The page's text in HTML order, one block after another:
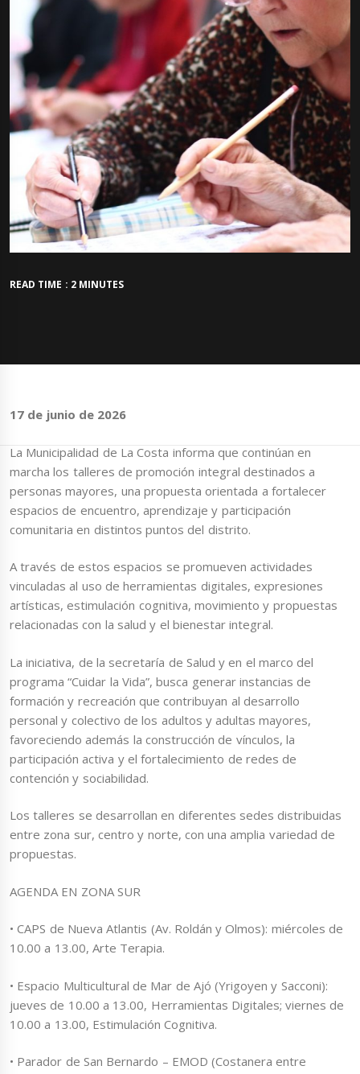
READ TIME : 2 MINUTES
17 de junio de 2026
La Municipalidad de La Costa informa que continúan en
marcha los talleres de promoción integral destinados a
personas mayores, una propuesta orientada a fortalecer
espacios de encuentro, aprendizaje y participación
comunitaria en distintos puntos del distrito.
A través de estos espacios se promueven actividades
vinculadas al uso de herramientas digitales, expresiones
artísticas, estimulación cognitiva, movimiento y propuestas
relacionadas con la salud y el bienestar integral.
La iniciativa, de la secretaría de Salud y en el marco del
programa “Cuidar la Vida”, busca generar instancias de
formación y recreación que contribuyan al desarrollo
personal y colectivo de los adultos y adultas mayores,
favoreciendo además la construcción de vínculos, la
participación activa y el fortalecimiento de redes de
contención y sociabilidad.
Los talleres se desarrollan en diferentes sedes distribuidas
entre zona sur, centro y norte, con una amplia variedad de
propuestas.
AGENDA EN ZONA SUR
• CAPS de Nueva Atlantis (Av. Roldán y Olmos): miércoles de
10.00 a 13.00, Arte Terapia.
• Espacio Multicultural de Mar de Ajó (Yrigoyen y Sacconi):
jueves de 10.00 a 13.00, Herramientas Digitales; viernes de
10.00 a 13.00, Estimulación Cognitiva.
• Parador de San Bernardo – EMOD (Costanera entre